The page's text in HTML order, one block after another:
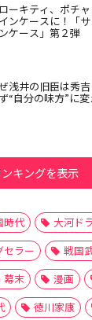
ーキティ、ポチ
ンケースに！「
ケース」第２弾
浅井の旧臣は秀
“自分の味方”に
キングを表示
時代 大河ド
セラー 戦国
幕末 漫画
徳川家康